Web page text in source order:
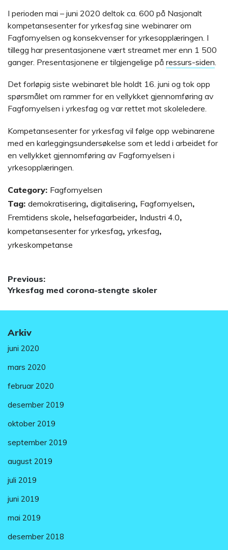
I perioden mai – juni 2020 deltok ca. 600 på Nasjonalt
kompetansesenter for yrkesfag sine webinarer om
Fagfornyelsen og konsekvenser for yrkesopplæringen. I
tillegg har presentasjonene vært streamet mer enn 1 500
ganger. Presentasjonene er tilgjengelige på ressurs-siden.
Det forløpig siste webinaret ble holdt 16. juni og tok opp
spørsmålet om rammer for en vellykket gjennomføring av
Fagfornyelsen i yrkesfag og var rettet mot skoleledere.
Kompetansesenter for yrkesfag vil følge opp webinarene
med en karleggingsundersøkelse som et ledd i arbeidet for
en vellykket gjennomføring av Fagfornyelsen i
yrkesopplæringen.
Category: Fagfornyelsen
Tag: demokratisering, digitalisering, Fagfornyelsen,
Fremtidens skole, helsefagarbeider, Industri 4.0,
kompetansesenter for yrkesfag, yrkesfag,
yrkeskompetanse
Innleggsnavigasjon
Previous:
Previous
Yrkesfag med corona-stengte skoler
Arkiv
juni 2020
mars 2020
februar 2020
desember 2019
oktober 2019
september 2019
august 2019
juli 2019
juni 2019
mai 2019
desember 2018